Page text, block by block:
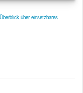
über einsetzbares